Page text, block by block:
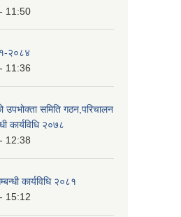
11:50
२०८४
11:36
उपभोक्ता समिति गठन,परिचालन
कार्यविधि २०७८
12:38
कार्यविधि २०८१
15:12